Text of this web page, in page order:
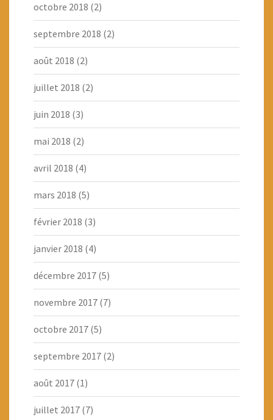
octobre 2018 (2)
septembre 2018 (2)
août 2018 (2)
juillet 2018 (2)
juin 2018 (3)
mai 2018 (2)
avril 2018 (4)
mars 2018 (5)
février 2018 (3)
janvier 2018 (4)
décembre 2017 (5)
novembre 2017 (7)
octobre 2017 (5)
septembre 2017 (2)
août 2017 (1)
juillet 2017 (7)